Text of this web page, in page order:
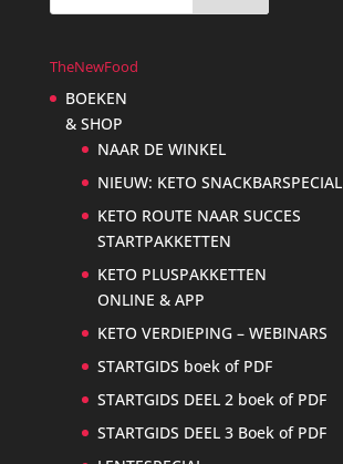
TheNewFood
BOEKEN
& SHOP
NAAR DE WINKEL
NIEUW: KETO SNACKBARSPECIAL
KETO ROUTE NAAR SUCCES
STARTPAKKETTEN
KETO PLUSPAKKETTEN
ONLINE & APP
KETO VERDIEPING – WEBINARS
STARTGIDS boek of PDF
STARTGIDS DEEL 2 boek of PDF
STARTGIDS DEEL 3 Boek of PDF